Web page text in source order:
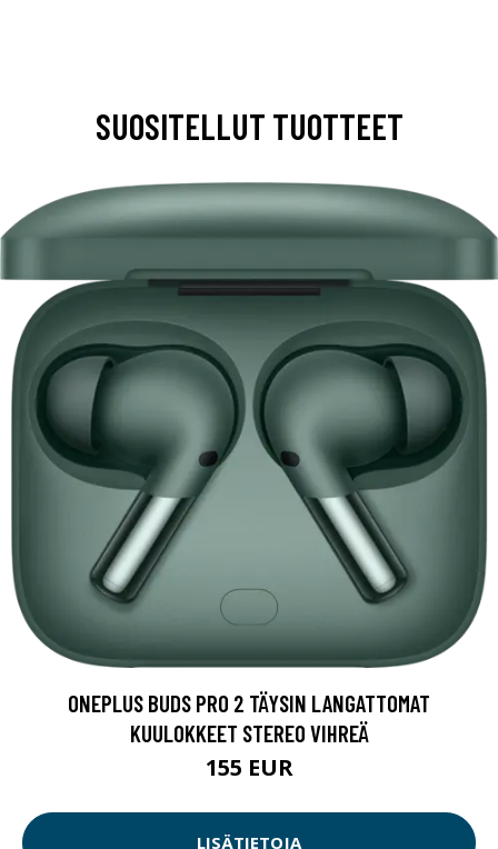
SUOSITELLUT TUOTTEET
ONEPLUS BUDS PRO 2 TÄYSIN LANGATTOMAT
KUULOKKEET STEREO VIHREÄ
155 EUR
LISÄTIETOJA